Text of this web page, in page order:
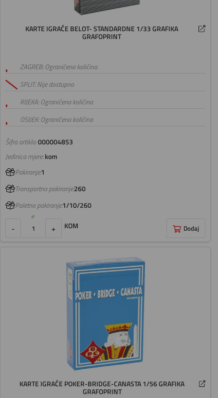
KARTE IGRAĆE BELOT- STANDARDNE 1/33 GRAFIKA
GRAFOPRINT
Šifra artikla:000004853
ZAGREB: Ograničena količina
SPLIT: Nije dostupno
RIJEKA: Ograničena količina
OSIJEK: Ograničena količina
Jedinica mjere:kom
Pakiranje:1
Transportno pakiranje:260
Paletno pakiranje:1/10/260
- + KOM Dodaj
KARTE IGRAĆE POKER-BRIDGE-CANASTA 1/56 GRAFIKA
GRAFOPRINT